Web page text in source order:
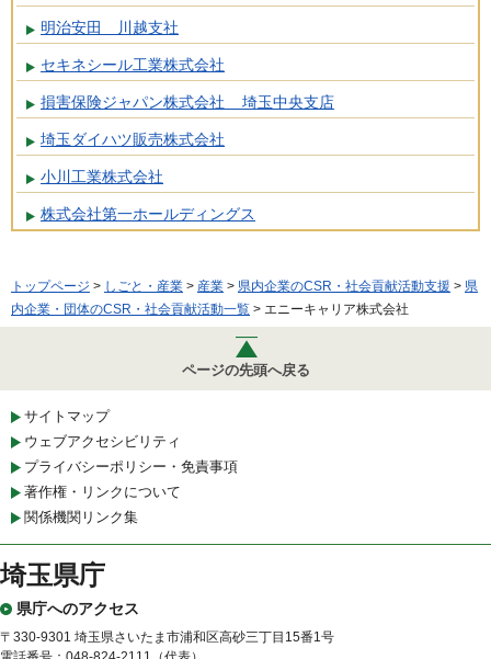
明治安田 川越支社
セキネシール工業株式会社
損害保険ジャパン株式会社 埼玉中央支店
埼玉ダイハツ販売株式会社
小川工業株式会社
株式会社第一ホールディングス
トップページ > しごと・産業 > 産業 > 県内企業のCSR・社会貢献活動支援 > 県
内企業・団体のCSR・社会貢献活動一覧 > エニーキャリア株式会社
ページの先頭へ戻る
サイトマップ
ウェブアクセシビリティ
プライバシーポリシー・免責事項
著作権・リンクについて
関係機関リンク集
埼玉県庁
県庁へのアクセス
〒330-9301 埼玉県さいたま市浦和区高砂三丁目15番1号